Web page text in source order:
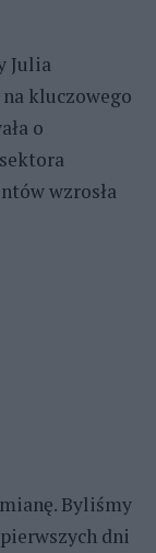
Julia
kluczowego
o
wzrosła
Byliśmy
dni